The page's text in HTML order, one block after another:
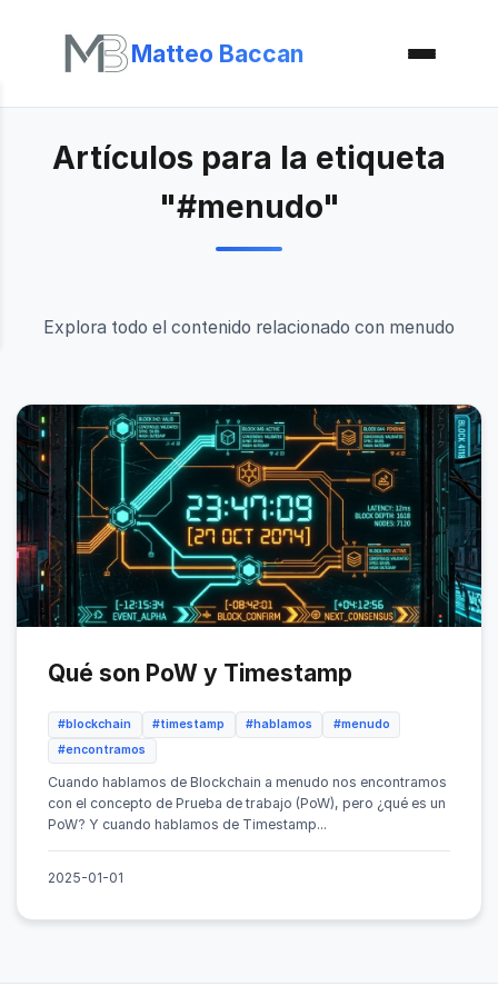
Matteo Baccan
Artículos para la etiqueta
"#menudo"
Explora todo el contenido relacionado con menudo
Qué son PoW y Timestamp
#blockchain #timestamp #hablamos
#menudo
#encontramos
Cuando hablamos de Blockchain a menudo nos encontramos
con el concepto de Prueba de trabajo (PoW), pero ¿qué es un
PoW? Y cuando hablamos de Timestamp...
2025-01-01